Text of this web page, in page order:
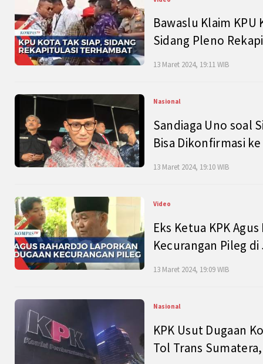
Bawaslu Klaim
Sidang Pleno
13 Maret 2024, 19:11 WIB
Nasional
Sandiaga Uno soal
Bisa Dikonfirmasi
13 Maret 2024, 19:10 WIB
Video
Eks Ketua KPK
Kecurangan Pileg
13 Maret 2024, 19:09 WIB
Nasional
KPK Usut Dugaan
Tol Trans